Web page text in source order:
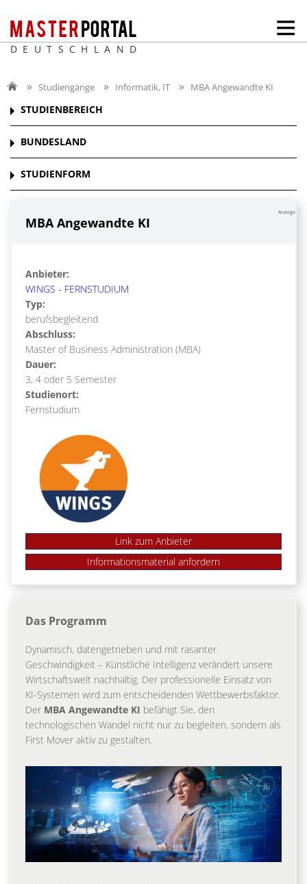
DEUTSCHLAND
Studiengänge Informatik, IT MBA Angewandte KI
STUDIENBEREICH
BUNDESLAND
STUDIENFORM
Anzeige
MBA Angewandte KI
Anbieter:
WINGS - FERNSTUDIUM
Typ:
berufsbegleitend
Abschluss:
Master of Business Administration (MBA)
Dauer:
3, 4 oder 5 Semester
Studienort:
Fernstudium
Link zum Anbieter
Das Programm
Dynamisch, datengetrieben und mit rasanter
Geschwindigkeit – Künstliche Intelligenz verändert unsere
Wirtschaftswelt nachhaltig. Der professionelle Einsatz von
KI-Systemen wird zum entscheidenden Wettbewerbsfaktor.
Der MBA Angewandte KI befähigt Sie, den
technologischen Wandel nicht nur zu begleiten, sondern als
First Mover aktiv zu gestalten.